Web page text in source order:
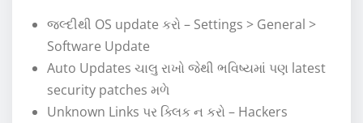
જલ્દીથી OS update કરો – Settings > General >
Software Update
Auto Updates ચાલુ રાખો જેથી ભવિષ્યમાં પણ latest
security patches મળે
Unknown Links પર ક્લિક ન કરો – Hackers